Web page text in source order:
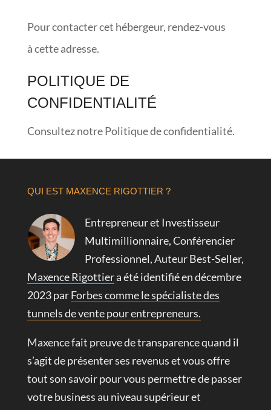
Pour contacter cet hébergeur, rendez-vous
àcette adresse.
POLITIQUE DE
CONFIDENTIALITÉ
Consultez notrePolitique de confidentialité.
QUI EST MAXENCE RIGOTTIER ?
Entrepreneur et Investisseur
Multimillionnaire, Conférencier
Professionnel, Auteur Best-Seller,
Maxence Rigottiera été identifié en décembre
2023 parForbes comme le spécialiste des
tunnels de vente pour entrepreneurs.
Maxence fait preuve de transparence quand il
s’agit de présenter ses revenus et vous offre
tout son savoir pour vous permettre de passer
votre business au niveau supérieur et